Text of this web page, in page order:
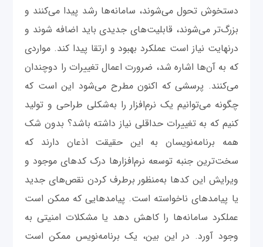
دستخوش تحول می‌شوند، سامانه‌ها رشد پیدا می‌کنند و
بزرگ‌تر می‌شوند، قابلیت‌های جدیدی باید اضافه شوند و
درنهایت نیاز است عملکرد بهبود و ارتقا پیدا کند. مواردی
که به آن‌ها اشاره شد، ضرورت اعمال تغییرات را دوچندان
می‌کنند. پرسشی که اکنون مطرح می‌شود این است که
چگونه می‌توانیم یک نرم‌افزار را به‌شکلی طراحی و تولید
کنیم که به تغییرات حداقلی نیاز داشته باشد؟ بدون شک
همه برنامه‌نویسان به این حقیقت اذعان دارند که
سخت‌ترین جنبه توسعه نرم‌افزارها درک کدهای موجود و
ویرایش این کدها به‌منظور برطرف کردن نقص‌های جدید
یا پیامدهای ناخواسته‌ است. پیامدهایی که ممکن است
عملکرد سامانه‌ها را کاهش دهد یا مشکلات امنیتی به
وجود آورد. در این بین، یک برنامه‌نویس ممکن است